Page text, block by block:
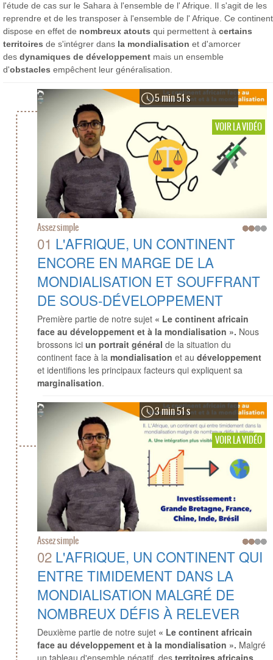
l'étude de cas sur le Sahara à l'ensemble de l' Afrique. Il s'agit de les
reprendre et de les transposer à l'ensemble de l' Afrique. Ce continent
dispose en effet de nombreux atouts qui permettent à certains
territoires de s'intégrer dans la mondialisation et d'amorcer
des dynamiques de développement mais un ensemble
d'obstacles empêchent leur généralisation.
5 min 51 s
VOIR LA VIDÉO
Assez simple
01 L'AFRIQUE, UN CONTINENT
ENCORE EN MARGE DE LA
MONDIALISATION ET SOUFFRANT
DE SOUS-DÉVELOPPEMENT
Première partie de notre sujet « Le continent africain
face au développement et à la mondialisation ». Nous
brossons iciun portrait général de la situation du
continent face à lamondialisation et audéveloppement
et identifions les principaux facteurs qui expliquent sa
marginalisation.
3 min 51 s
VOIR LA VIDÉO
Assez simple
02 L'AFRIQUE, UN CONTINENT QUI
ENTRE TIMIDEMENT DANS LA
MONDIALISATION MALGRÉ DE
NOMBREUX DÉFIS À RELEVER
Deuxième partie de notre sujet « Le continent africain
face au développement et à la mondialisation ». Malgré
un tableau d'ensemble négatif, desterritoires africains